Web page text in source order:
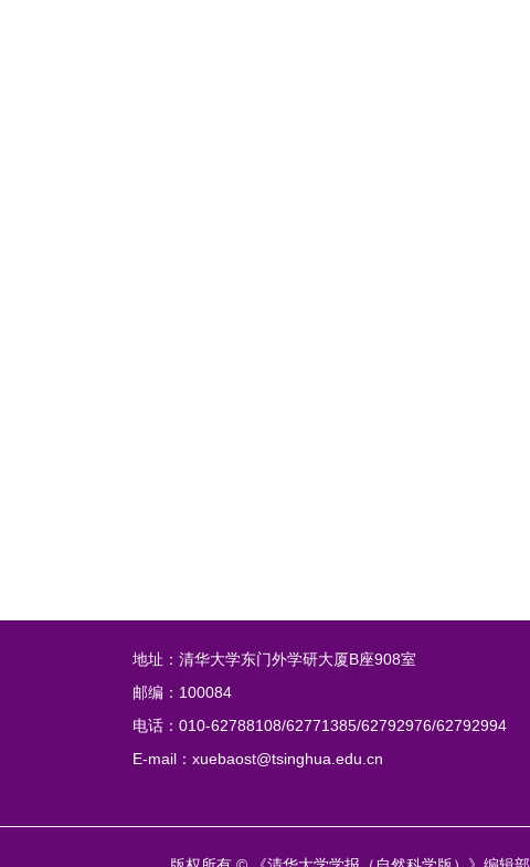
地址：清华大学东门外学研大厦B座908室
邮编：100084
电话：010-62788108/62771385/62792976/62792994
E-mail：xuebaost@tsinghua.edu.cn